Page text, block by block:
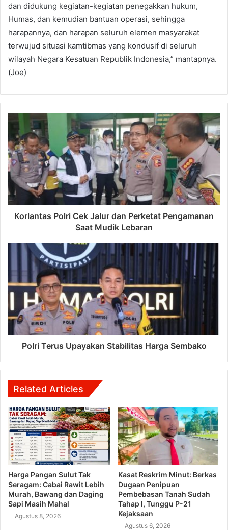
dan didukung kegiatan-kegiatan penegakkan hukum,
Humas, dan kemudian bantuan operasi, sehingga
harapannya, dan harapan seluruh elemen masyarakat
terwujud situasi kamtibmas yang kondusif di seluruh
wilayah Negara Kesatuan Republik Indonesia,” mantapnya.
(Joe)
Korlantas Polri Cek Jalur dan Perketat Pengamanan
Saat Mudik Lebaran
Polri Terus Upayakan Stabilitas Harga Sembako
Related Articles
Harga Pangan Sulut Tak
Seragam: Cabai Rawit Lebih
Murah, Bawang dan Daging
Sapi Masih Mahal
Agustus 8, 2026
Kasat Reskrim Minut: Berkas
Dugaan Penipuan
Pembebasan Tanah Sudah
Tahap I, Tunggu P-21
Kejaksaan
Agustus 6, 2026